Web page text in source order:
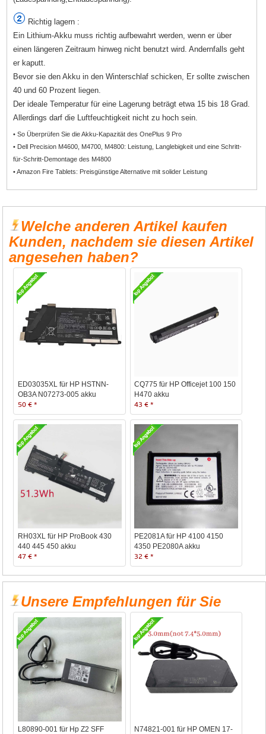
Richtig lagern :
Ein Lithium-Akku muss richtig aufbewahrt werden, wenn er über
einen längeren Zeitraum hinweg nicht benutzt wird. Andernfalls geht
er kaputt.
Bevor sie den Akku in den Winterschlaf schicken, Er sollte zwischen
40 und 60 Prozent liegen.
Der ideale Temperatur für eine Lagerung beträgt etwa 15 bis 18 Grad.
Allerdings darf die Luftfeuchtigkeit nicht zu hoch sein.
• So Überprüfen Sie die Akku-Kapazität des OnePlus 9 Pro
• Dell Precision M4600, M4700, M4800: Leistung, Langlebigkeit und eine Schritt-
für-Schritt-Demontage des M4800
• Amazon Fire Tablets: Preisgünstige Alternative mit solider Leistung
Welche anderen Artikel kaufen
Kunden, nachdem sie diesen Artikel
angesehen haben?
ED03035XL für HP HSTNN-
OB3A N07273-005 akku
50 € *
CQ775 für HP Officejet 100 150
H470 akku
43 € *
RH03XL für HP ProBook 430
440 445 450 akku
47 € *
PE2081A für HP 4100 4150
4350 PE2080A akku
32 € *
Unsere Empfehlungen für Sie
L80890-001 für Hp Z2 SFF
N74821-001 für HP OMEN 17-